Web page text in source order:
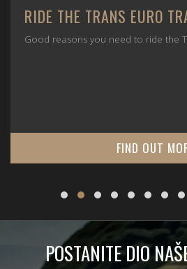
RIDE THE TRANS EURO
Good reasons you need to ride the
FIND OUT
POSTANITE DIO